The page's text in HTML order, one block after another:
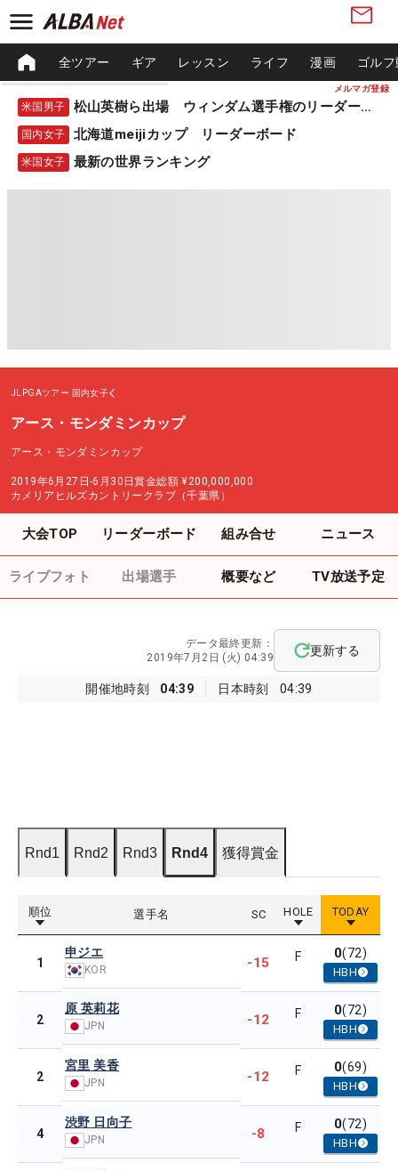
メルマガ登録
全ツアー ギア レッスン ライフ 漫画 ゴル
米国男子 松山英樹ら出場 ウィンダム選手権のリーダーボード
国内女子 北海道meijiカップ リーダーボード
米国女子 最新の世界ランキング
JLPGAツアー 国内女子
アース・モンダミンカップ
アース・モンダミンカップ
2019年6月27日-6月30日賞金総額 ¥200,000,000
カメリアヒルズカントリークラブ（千葉県）
大会TOP リーダーボード 組み合せ ニュース
ライブフォト 出場選手 概要など TV放送予定
開催地時刻 04:39 日本時刻 04:39
データ最終更新：
2019年7月2日 (火) 04:39
更新する
Rnd1 Rnd2 Rnd3 Rnd4 獲得賞金
順位 選手名 SC HOLE TODAY
1
申ジエ
KOR -15 F 0(72)
HBH
2
原 英莉花
JPN -12 F 0(72)
HBH
2
宮里 美香
JPN -12 F 0(69)
HBH
4
渋野 日向子
JPN -8 F 0(72)
HBH